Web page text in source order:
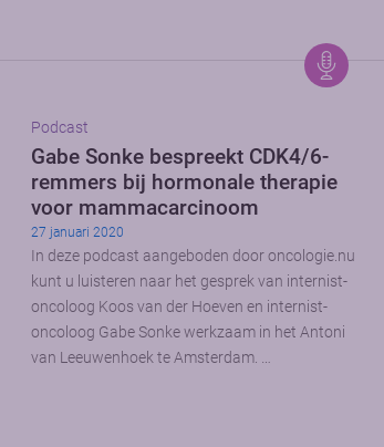
Podcast
Gabe Sonke bespreekt CDK4/6-
remmers bij hormonale therapie
voor mammacarcinoom
27 januari 2020
In deze podcast aangeboden door oncologie.nu
kunt u luisteren naar het gesprek van internist-
oncoloog Koos van der Hoeven en internist-
oncoloog Gabe Sonke werkzaam in het Antoni
van Leeuwenhoek te Amsterdam. …